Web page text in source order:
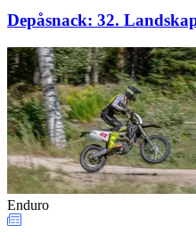
Depåsnack: 32.
Enduro